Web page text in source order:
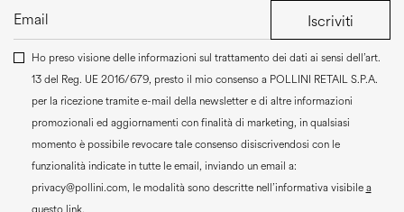
Iscriviti
Ho preso visione delle informazioni sul trattamento dei dati ai sensi dell’art.
13 del Reg. UE 2016/679, presto il mio consenso a POLLINI RETAIL S.P.A.
per la ricezione tramite e-mail della newsletter e di altre informazioni
promozionali ed aggiornamenti con finalità di marketing, in qualsiasi
momento è possibile revocare tale consenso disiscrivendosi con le
funzionalità indicate in tutte le email, inviando un email a:
privacy@pollini.com, le modalità sono descritte nell’informativa visibilea